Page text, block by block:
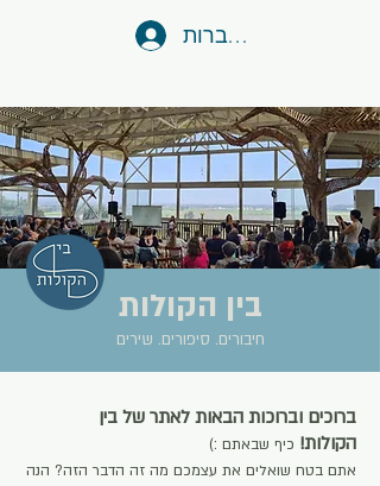
להתחברות
בין הקולות
חיבורים. סיפורים. שירים
ברוכים וברוכות הבאות לאתר של בין
הקולות! כיף שבאתם :)
אתם בטח שואלים את עצמכם מה זה הדבר הזה? הנה